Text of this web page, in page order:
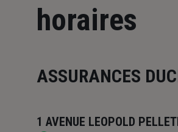
horaires
ASSURANCES
1 AVENUE LEOPOLD